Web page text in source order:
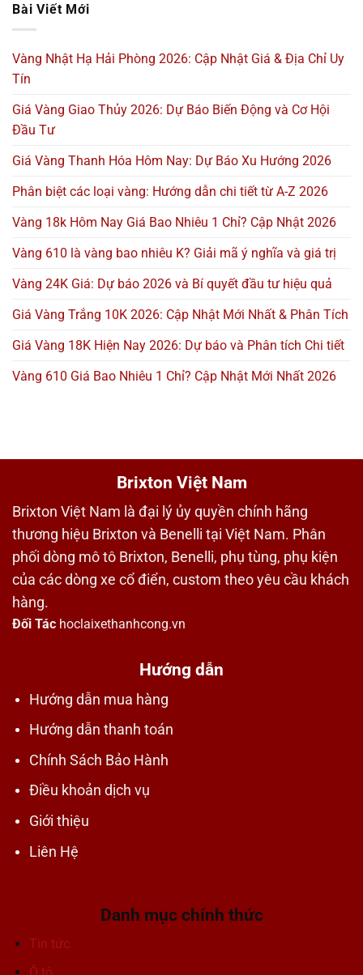
Bài Viết Mới
Vàng Nhật Hạ Hải Phòng 2026: Cập Nhật Giá & Địa Chỉ Uy
Tín
Giá Vàng Giao Thủy 2026: Dự Báo Biến Động và Cơ Hội
Đầu Tư
Giá Vàng Thanh Hóa Hôm Nay: Dự Báo Xu Hướng 2026
Phân biệt các loại vàng: Hướng dẫn chi tiết từ A-Z 2026
Vàng 18k Hôm Nay Giá Bao Nhiêu 1 Chỉ? Cập Nhật 2026
Vàng 610 là vàng bao nhiêu K? Giải mã ý nghĩa và giá trị
Vàng 24K Giá: Dự báo 2026 và Bí quyết đầu tư hiệu quả
Giá Vàng Trắng 10K 2026: Cập Nhật Mới Nhất & Phân Tích
Giá Vàng 18K Hiện Nay 2026: Dự báo và Phân tích Chi tiết
Vàng 610 Giá Bao Nhiêu 1 Chỉ? Cập Nhật Mới Nhất 2026
Brixton Việt Nam
Brixton Việt Nam là đại lý ủy quyền chính hãng
thương hiệu Brixton và Benelli tại Việt Nam. Phân
phối dòng mô tô Brixton, Benelli, phụ tùng, phụ kiện
của các dòng xe cổ điển, custom theo yêu cầu khách
hàng.
Đối Tác hoclaixethanhcong.vn
Hướng dẫn
Hướng dẫn mua hàng
Hướng dẫn thanh toán
Chính Sách Bảo Hành
Điều khoản dịch vụ
Giới thiệu
Liên Hệ
Danh mục chính thức
Tin tức
Ô tô